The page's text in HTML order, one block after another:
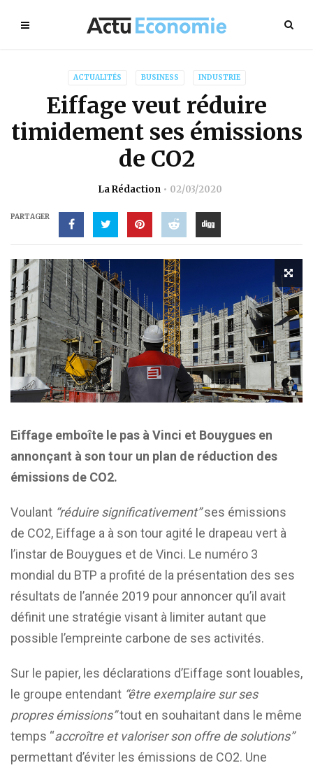
ACTUALITÉS BUSINESS INDUSTRIE
Eiffage veut réduire
timidement ses émissions
de CO2
La Rédaction 02/03/2020
PARTAGER
Eiffage emboîte le pas à Vinci et Bouygues en
annonçant à son tour un plan de réduction des
émissions de CO2.
Voulant “réduire significativement”ses émissions
de CO2, Eiffage a à son tour agité le drapeau vert à
l’instar de Bouygues et de Vinci. Le numéro 3
mondial du BTP a profité de la présentation des ses
résultats de l’année 2019 pour annoncer qu’il avait
définit une stratégie visant à limiter autant que
possible l’empreinte carbone de ses activités.
Sur le papier, les déclarations d’Eiffage sont louables,
le groupe entendant “être exemplaire sur ses
propres émissions”tout en souhaitant dans le même
temps “accroître et valoriser son offre de solutions”
permettant d’éviter les émissions de CO2. Une